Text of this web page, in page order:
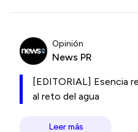
Opinión
News PR
[EDITORIAL] Esencia
al reto del agua
Leer más